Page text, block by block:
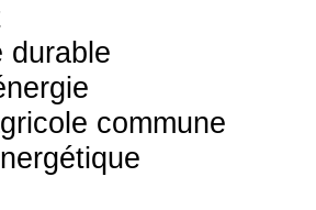
durable
commune